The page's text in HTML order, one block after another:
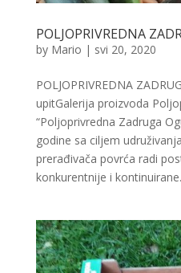
POLJOPRIVREDNA
by Mario | svi 20, 2020
POLJOPRIVREDNA
upitGalerija proizvoda
“Poljoprivredna Zadruga
godine sa ciljem
prerađivača povrća radi
konkurentnije i